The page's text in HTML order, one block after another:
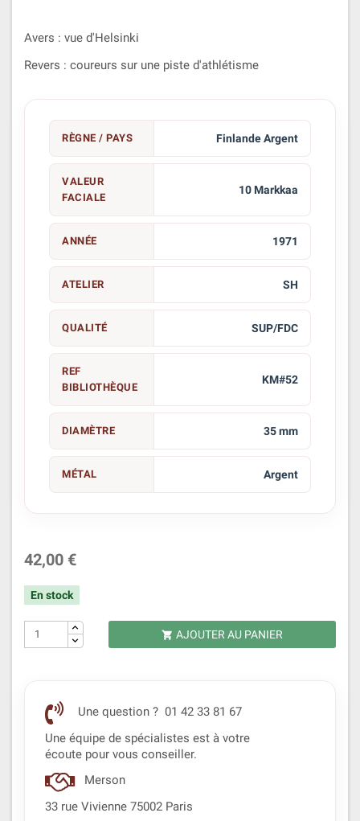
Avers : vue d'Helsinki
Revers : coureurs sur une piste d'athlétisme
RÈGNE / PAYS Finlande Argent
VALEUR
FACIALE
10 Markkaa
ANNÉE 1971
ATELIER SH
QUALITÉ SUP/FDC
REF
BIBLIOTHÈQUE
KM#52
DIAMÈTRE 35 mm
MÉTAL Argent
42,00 €
En stock
 AJOUTER AU PANIER
Une question ? 01 42 33 81 67
Une équipe de spécialistes est à votre
écoute pour vous conseiller.
Merson
33 rue Vivienne 75002 Paris